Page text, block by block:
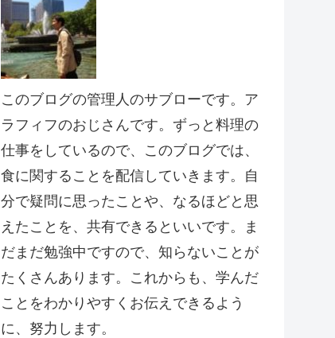
このブログの管理人のサブローです。ア
ラフィフのおじさんです。ずっと料理の
仕事をしているので、このブログでは、
食に関することを配信していきます。自
分で疑問に思ったことや、なるほどと思
えたことを、共有できるといいです。ま
だまだ勉強中ですので、知らないことが
たくさんあります。これからも、学んだ
ことをわかりやすくお伝えできるよう
に、努力します。